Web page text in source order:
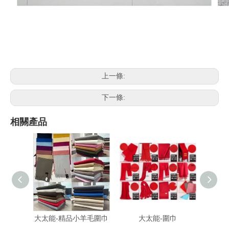
上一條:
下一條:
相關產品
大太能-精品小羊毛圍巾 大太能-圍巾